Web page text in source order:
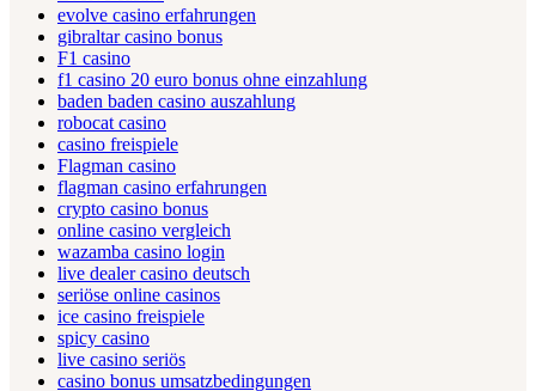
evolve casino erfahrungen
gibraltar casino bonus
F1 casino
f1 casino 20 euro bonus ohne einzahlung
baden baden casino auszahlung
robocat casino
casino freispiele
Flagman casino
flagman casino erfahrungen
crypto casino bonus
online casino vergleich
wazamba casino login
live dealer casino deutsch
seriöse online casinos
ice casino freispiele
spicy casino
live casino seriös
casino bonus umsatzbedingungen